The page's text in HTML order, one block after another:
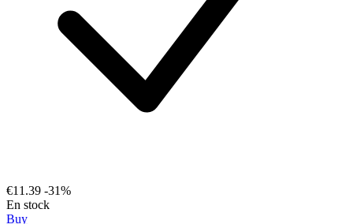
€11.39 -31%
En stock
Buy